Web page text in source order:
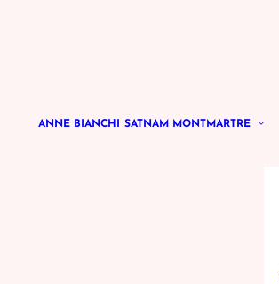
ANNE BIANCHI SATNAM MONTMARTRE